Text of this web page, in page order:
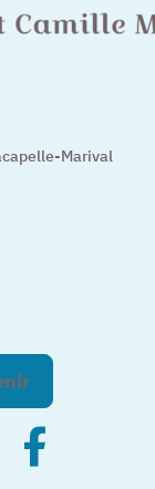
Marival
fenêtre
– Nouvelle